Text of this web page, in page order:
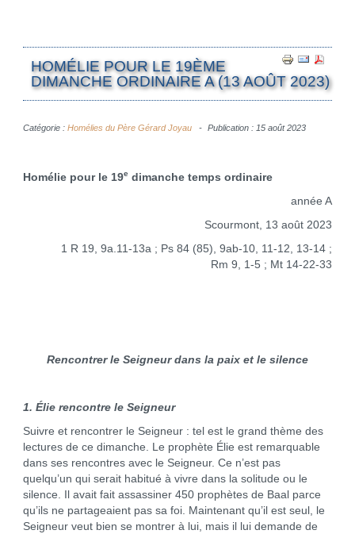
HOMÉLIE POUR LE 19ÈME
DIMANCHE ORDINAIRE A (13 AOÛT 2023)
Catégorie : Homélies du Père Gérard Joyau Publication : 15 août 2023
Homélie pour le 19edimanche temps ordinaire
année A
Scourmont, 13 août 2023
1 R 19, 9a.11-13a ; Ps 84 (85), 9ab-10, 11-12, 13-14 ;
Rm 9, 1-5 ; Mt 14-22-33
Rencontrer le Seigneur dans la paix et le silence
1. Élie rencontre le Seigneur
Suivre et rencontrer le Seigneur : tel est le grand thème des
lectures de ce dimanche. Le prophète Élie est remarquable
dans ses rencontres avec le Seigneur. Ce n’est pas
quelqu’un qui serait habitué à vivre dans la solitude ou le
silence. Il avait fait assassiner 450 prophètes de Baal parce
qu’ils ne partageaient pas sa foi. Maintenant qu’il est seul, le
Seigneur veut bien se montrer à lui, mais il lui demande de